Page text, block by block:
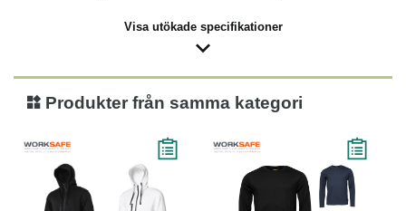
Visa utökade specifikationer
Produkter från samma kategori